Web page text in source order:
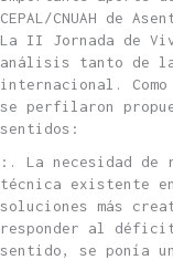
CEPAL/CNUAH de
La II Jornada de
análisis tanto de la
internacional.
se perfilaron
sentidos:
:. La necesidad de
técnica existente
soluciones más
responder al
sentido, se ponía